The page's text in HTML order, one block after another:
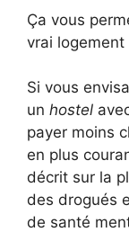
Ça vous
vrai
Si vous
un hostel
payer moins
en plus
décrit sur la
des drogués
de santé